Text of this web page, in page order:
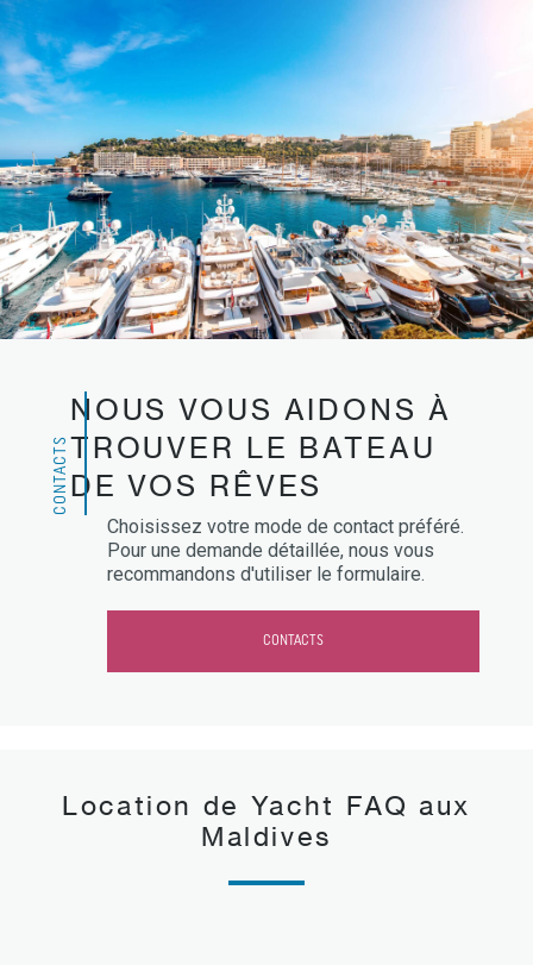
CONTACTS
NOUS VOUS AIDONS À
TROUVER LE BATEAU
DE VOS RÊVES
Choisissez votre mode de contact préféré.
Pour une demande détaillée, nous vous
recommandons d'utiliser le formulaire.
CONTACTS
Location de Yacht FAQ aux
Maldives